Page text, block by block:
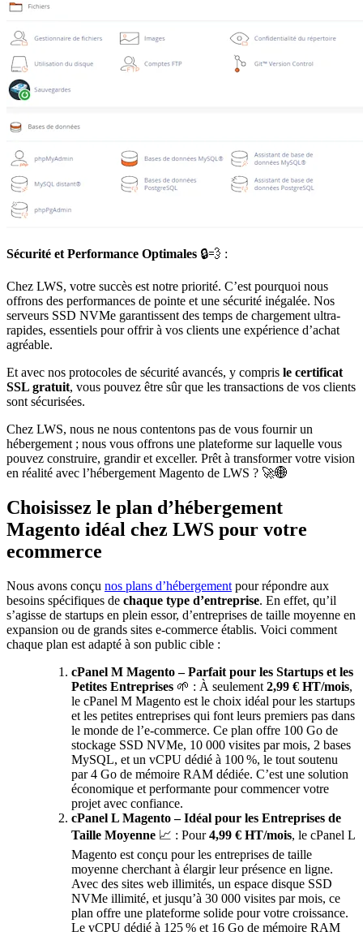
Sécurité et Performance Optimales 🔒💨 :
Chez LWS, votre succès est notre priorité. C’est pourquoi nous
offrons des performances de pointe et une sécurité inégalée. Nos
serveurs SSD NVMe garantissent des temps de chargement ultra-
rapides, essentiels pour offrir à vos clients une expérience d’achat
agréable.
Et avec nos protocoles de sécurité avancés, y compris le certificat
SSL gratuit, vous pouvez être sûr que les transactions de vos clients
sont sécurisées.
Chez LWS, nous ne nous contentons pas de vous fournir un
hébergement ; nous vous offrons une plateforme sur laquelle vous
pouvez construire, grandir et exceller. Prêt à transformer votre vision
en réalité avec l’hébergement Magento de LWS ? 🚀🌐
Choisissez le plan d’hébergement
Magento idéal chez LWS pour votre
ecommerce
Nous avons conçu nos plans d’hébergement pour répondre aux
besoins spécifiques de chaque type d’entreprise. En effet, qu’il
s’agisse de startups en plein essor, d’entreprises de taille moyenne en
expansion ou de grands sites e-commerce établis. Voici comment
chaque plan est adapté à son public cible :
cPanel M Magento – Parfait pour les Startups et les
Petites Entreprises 🌱 : À seulement 2,99 € HT/mois,
le cPanel M Magento est le choix idéal pour les startups
et les petites entreprises qui font leurs premiers pas dans
le monde de l’e-commerce. Ce plan offre 100 Go de
stockage SSD NVMe, 10 000 visites par mois, 2 bases
MySQL, et un vCPU dédié à 100 %, le tout soutenu
par 4 Go de mémoire RAM dédiée. C’est une solution
économique et performante pour commencer votre
projet avec confiance.
cPanel L Magento – Idéal pour les Entreprises de
Taille Moyenne 📈 : Pour4,99 € HT/mois, le cPanel L
Magento est conçu pour les entreprises de taille
moyenne cherchant à élargir leur présence en ligne.
Avec des sites web illimités, un espace disque SSD
NVMe illimité, et jusqu’à 30 000 visites par mois, ce
plan offre une plateforme solide pour votre croissance.
Le vCPU dédié à 125 % et 16 Go de mémoire RAM